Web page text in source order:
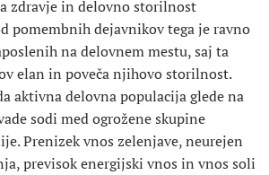
zdravje in delovno storilnost
pomembnih dejavnikov tega je ravno
na delovnem mestu, saj ta
elan in poveča njihovo storilnost.
aktivna delovna populacija glede na
sodi med ogrožene skupine
Prenizek vnos zelenjave, neurejen
previsok energijski vnos in vnos soli